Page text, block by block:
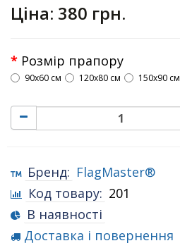
Ціна: 380 грн.
Розмір прапору
90х60 см 120х80 см 150х90 см
Бренд: FlagMaster®
Код товару: 201
В наявності
Доставка і повернення